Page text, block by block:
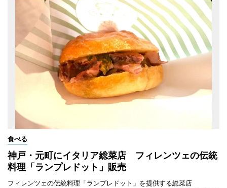
食べる
神戸・元町にイタリア総菜店 フィレンツェの伝統
料理「ランプレドット」販売
フィレンツェの伝統料理「ランプレドット」を提供する総菜店